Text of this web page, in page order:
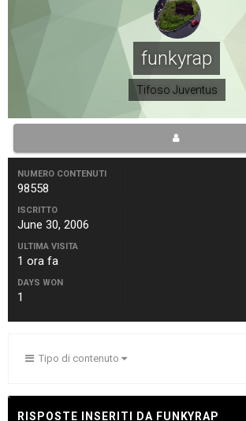
funkyrap
Tifoso Juventus
NUMERO CONTENUTI
98558
ISCRITTO
June 30, 2006
ULTIMA VISITA
1 ora fa
DAYS WON
1
Tipo di contenuto
RISPOSTE INSERITI DA FUNKYRAP